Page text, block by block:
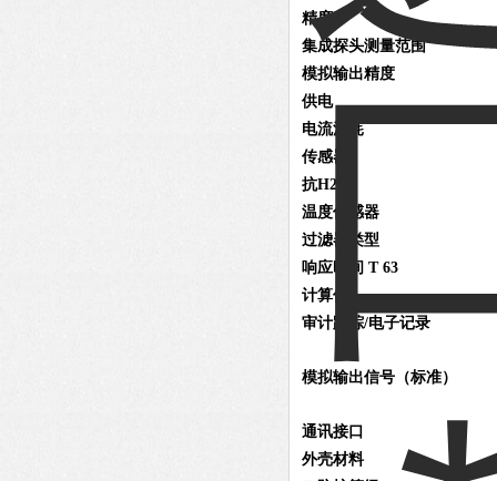
精度
集成探头测量范围
模拟输出精度
供电
电流消耗
传感器
抗H2O2
温度传感器
过滤器类型
响应时间 T 63
计算值
审计跟踪/电子记录
模拟输出信号（标准）
通讯接口
外壳材料